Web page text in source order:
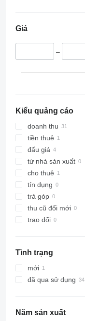
Na Uy
Séc
Giá
–
Kiểu quảng cáo
doanh thu
tiền thuê
đấu giá
từ nhà sản xuất
cho thuê
tín dụng
trả góp
thu cũ đổi mới
trao đổi
Tình trạng
mới
đã qua sử dụng
Năm sản xuất